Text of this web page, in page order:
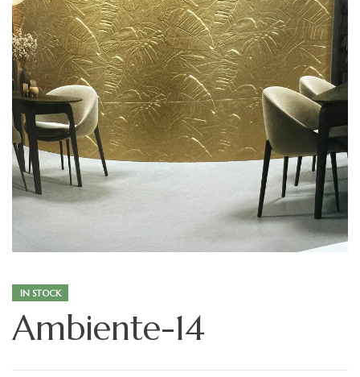
IN STOCK
Ambiente-14